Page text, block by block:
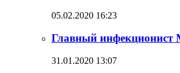
05.02.2020 16:23
Главный инфекционист
31.01.2020 13:07